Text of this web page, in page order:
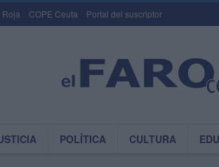
Roja COPE Ceuta Portal del suscriptor
POLÍTICA CULTURA